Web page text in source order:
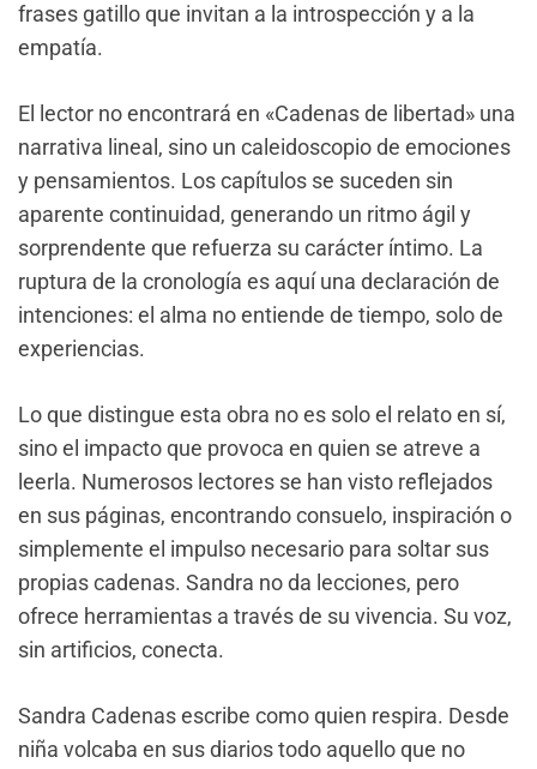
frases gatillo que invitan a la introspección y a la
empatía.
El lector no encontrará en «Cadenas de libertad» una
narrativa lineal, sino un caleidoscopio de emociones
y pensamientos. Los capítulos se suceden sin
aparente continuidad, generando un ritmo ágil y
sorprendente que refuerza su carácter íntimo. La
ruptura de la cronología es aquí una declaración de
intenciones: el alma no entiende de tiempo, solo de
experiencias.
Lo que distingue esta obra no es solo el relato en sí,
sino el impacto que provoca en quien se atreve a
leerla. Numerosos lectores se han visto reflejados
en sus páginas, encontrando consuelo, inspiración o
simplemente el impulso necesario para soltar sus
propias cadenas. Sandra no da lecciones, pero
ofrece herramientas a través de su vivencia. Su voz,
sin artificios, conecta.
Sandra Cadenas escribe como quien respira. Desde
niña volcaba en sus diarios todo aquello que no